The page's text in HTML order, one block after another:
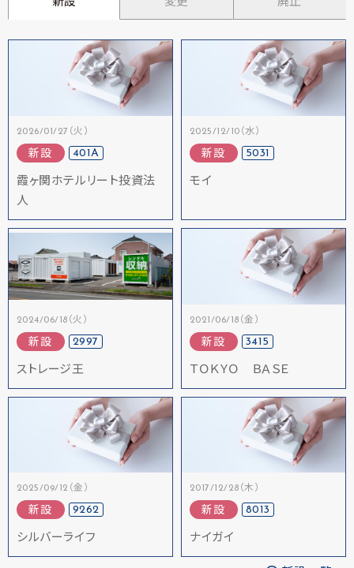
新設 変更 廃止
2026/01/27（火）
新設 401A
霞ヶ関ホテルリート投資法
人
2025/12/10（水）
新設 5031
モイ
2024/06/18（火）
新設 2997
ストレージ王
2021/06/18（金）
新設 3415
ＴＯＫＹＯ ＢＡＳＥ
2025/09/12（金）
新設 9262
シルバーライフ
2017/12/28（木）
新設 8013
ナイガイ